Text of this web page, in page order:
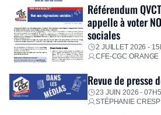
Référendum
appelle à voter
sociales
2 JUILLET 2026 -
CFE-CGC ORANGE
Revue de presse
23 JUIN 2026 -
STÉPHANIE